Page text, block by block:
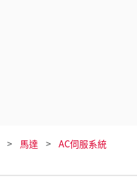
馬達
AC伺服系統